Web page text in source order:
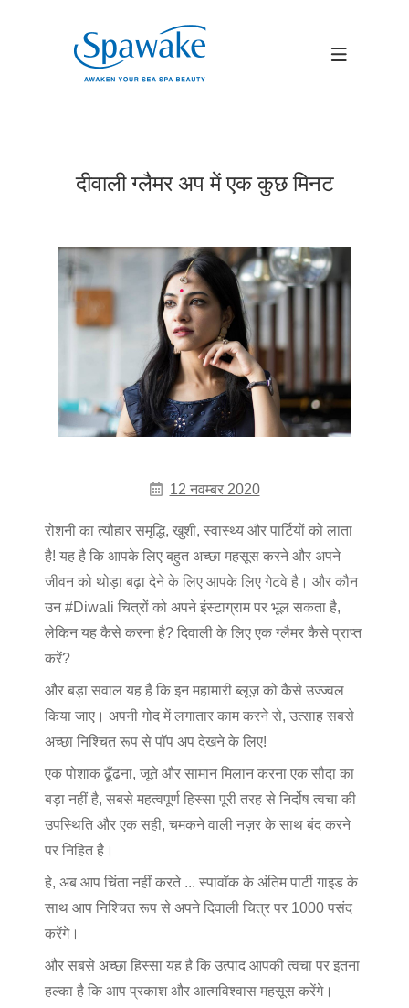
दीवाली ग्लैमर अप में एक कुछ मिनट
12 नवम्बर 2020
रोशनी का त्यौहार समृद्धि, खुशी, स्वास्थ्य और पार्टियों को लाता
है! यह है कि आपके लिए बहुत अच्छा महसूस करने और अपने
जीवन को थोड़ा बढ़ा देने के लिए आपके लिए गेटवे है। और कौन
उन #Diwali चित्रों को अपने इंस्टाग्राम पर भूल सकता है,
लेकिन यह कैसे करना है? दिवाली के लिए एक ग्लैमर कैसे प्राप्त
करें?
और बड़ा सवाल यह है कि इन महामारी ब्लूज़ को कैसे उज्ज्वल
किया जाए। अपनी गोद में लगातार काम करने से, उत्साह सबसे
अच्छा निश्चित रूप से पॉप अप देखने के लिए!
एक पोशाक ढूँढना, जूते और सामान मिलान करना एक सौदा का
बड़ा नहीं है, सबसे महत्वपूर्ण हिस्सा पूरी तरह से निर्दोष त्वचा की
उपस्थिति और एक सही, चमकने वाली नज़र के साथ बंद करने
पर निहित है।
हे, अब आप चिंता नहीं करते ... स्पावॉक के अंतिम पार्टी गाइड के
साथ आप निश्चित रूप से अपने दिवाली चित्र पर 1000 पसंद
करेंगे।
और सबसे अच्छा हिस्सा यह है कि उत्पाद आपकी त्वचा पर इतना
हल्का है कि आप प्रकाश और आत्मविश्वास महसूस करेंगे।